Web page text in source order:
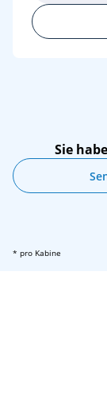
Sie
* pro Kabine